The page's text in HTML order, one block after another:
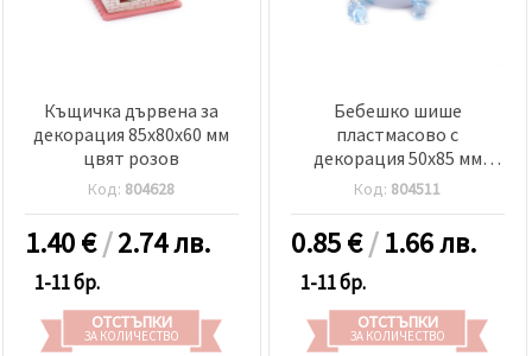
Къщичка дървена за
декорация 85x80x60 мм
цвят розов
Код: 804628
1.40€/2.74 лв.
1-11 бр.
ОТСТЪПКИ
ЗА КОЛИЧЕСТВО
Бебешко шише
пластмасово с
декорация 50x85 мм
цвят син
Код: 804511
0.85€/1.66 лв.
1-11 бр.
ОТСТЪПКИ
ЗА КОЛИЧЕСТВО